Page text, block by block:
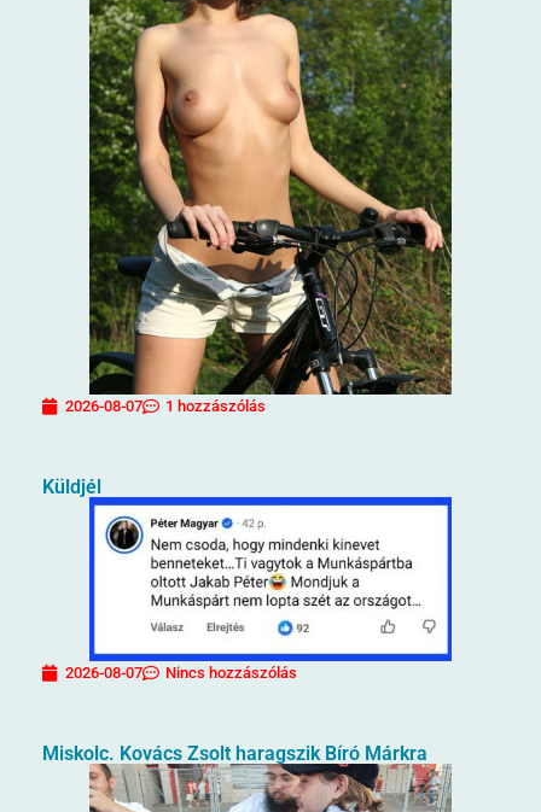
2026-08-07 1 hozzászólás
Küldjél
2026-08-07 Nincs hozzászólás
Miskolc. Kovács Zsolt haragszik Bíró Márkra